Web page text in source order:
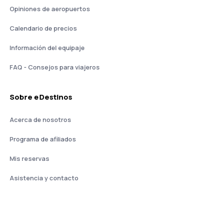
Opiniones de aeropuertos
Calendario de precios
Información del equipaje
FAQ - Consejos para viajeros
Sobre eDestinos
Acerca de nosotros
Programa de afiliados
Mis reservas
Asistencia y contacto